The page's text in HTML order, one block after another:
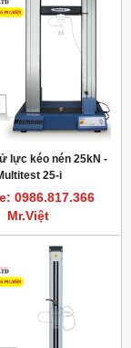
lực kéo nén 25kN -
25-i
0986.817.366
Mr.Việt